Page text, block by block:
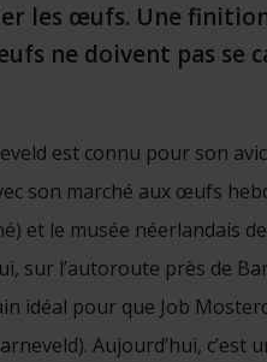
les œufs. Une
ne doivent pas se
est connu pour son
son marché aux œufs
et le musée néerlandais
sur l’autoroute près de
idéal pour que Job
Aujourd’hui,